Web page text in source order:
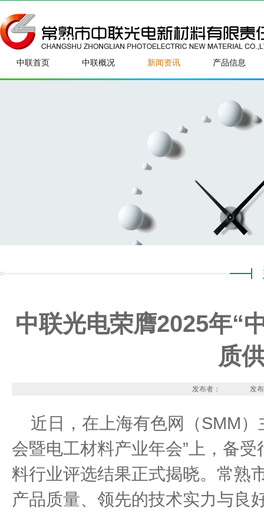
中联首页 中联概况 新闻资讯 产品信息
中联光电荣膺2025年“
质
发布者： 发
近日，在上海有色网（SMM）
会暨电工材料产业年会” 上，备
料行业评选结果正式揭晓。常熟
产品质量、领先的技术实力与良